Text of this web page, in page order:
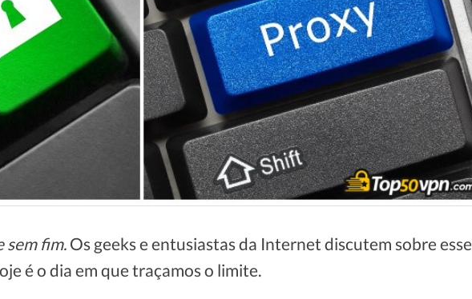
sem fim. Os geeks e entusiastas da Internet discutem sobre esse
é o dia em que traçamos o limite.